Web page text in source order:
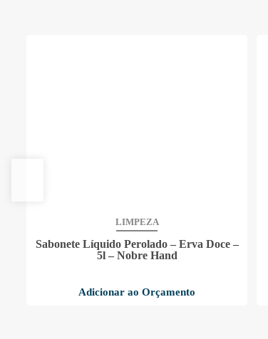
LIMPEZA
Sabonete Líquido Perolado – Erva Doce –
5l – Nobre Hand
Adicionar ao Orçamento